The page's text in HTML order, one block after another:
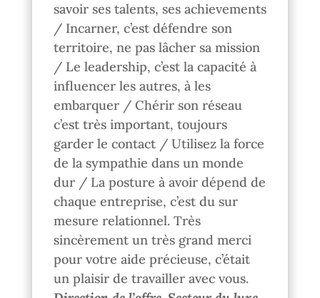
savoir ses talents, ses achievements
/ Incarner, c’est défendre son
territoire, ne pas lâcher sa mission
/ Le leadership, c’est la capacité à
influencer les autres, à les
embarquer / Chérir son réseau
c’est très important, toujours
garder le contact / Utilisez la force
de la sympathie dans un monde
dur / La posture à avoir dépend de
chaque entreprise, c’est du sur
mesure relationnel. Très
sincèrement un très grand merci
pour votre aide précieuse, c’était
un plaisir de travailler avec vous.